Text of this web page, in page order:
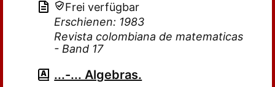
Frei verfügbar
Erschienen: 1983
Revista colombiana de matematicas
- Band 17
...-... Algebras.